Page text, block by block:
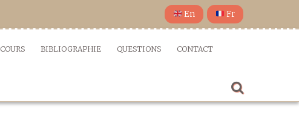
En Fr
COURS BIBLIOGRAPHIE QUESTIONS CONTACT